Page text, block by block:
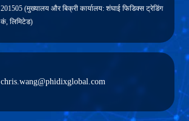
201505 (मुख्यालय और बिक्री कार्यालय: शंघाई फिडिक्स ट्रेडिंग
कं, लिमिटेड)
chris.wang@phidixglobal.com